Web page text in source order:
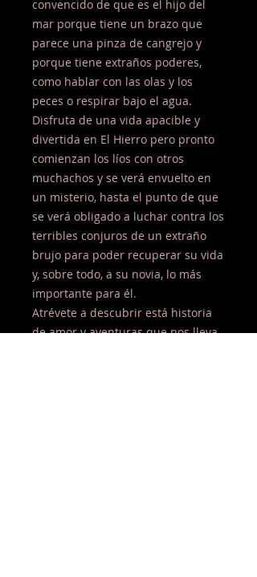
convencido de que es el hijo del
mar porque tiene un brazo que
parece una pinza de cangrejo y
porque tiene extraños poderes,
como hablar con las olas y los
peces o respirar bajo el agua.
Disfruta de una vida apacible y
divertida en El Hierro pero pronto
comienzan los líos con otros
muchachos y se verá envuelto en
un misterio, hasta el punto de que
se verá obligado a luchar contra los
terribles conjuros de un extraño
brujo para poder recuperar su vida
y, sobre todo, a su novia, lo más
importante para él.
Atrévete a descubrir está historia
de amor y aventuras que nos lleva